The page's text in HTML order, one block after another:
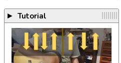
► Tutorial